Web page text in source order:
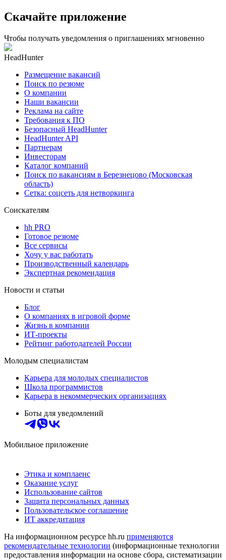
Скачайте приложение
Чтобы получать уведомления о приглашениях мгновенно
HeadHunter
Размещение вакансий
Поиск по резюме
О компании
Наши вакансии
Реклама на сайте
Требования к ПО
Безопасный HeadHunter
HeadHunter API
Партнерам
Инвесторам
Каталог компаний
Поиск по вакансиям в Березнецово (Московская
область)
Сетка: соцсеть для нетворкинга
Соискателям
hh PRO
Готовое резюме
Все сервисы
Хочу у вас работать
Производственный календарь
Экспертная рекомендация
Новости и статьи
Блог
О компаниях в игровой форме
Жизнь в компании
ИТ-проекты
Рейтинг работодателей России
Молодым специалистам
Карьера для молодых специалистов
Школа программистов
Карьера в некоммерческих организациях
Боты для уведомлений
Мобильное приложение
Этика и комплаенс
Оказание услуг
Использование сайтов
Защита персональных данных
Пользовательское соглашение
ИТ аккредитация
На информационном ресурсе hh.ru применяются
рекомендательные технологии (информационные технологии
предоставления информации на основе сбора, систематизации